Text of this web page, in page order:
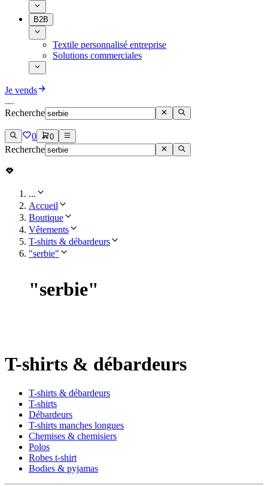
B2B
Textile personnalisé entreprise
Solutions commerciales
Je vends
Recherche
0 0
Recherche
...
Accueil
Boutique
Vêtements
T-shirts & débardeurs
"serbie"
"serbie"
T-shirts & débardeurs
T-shirts & débardeurs
T-shirts
Débardeurs
T-shirts manches longues
Chemises & chemisiers
Polos
Robes t-shirt
Bodies & pyjamas